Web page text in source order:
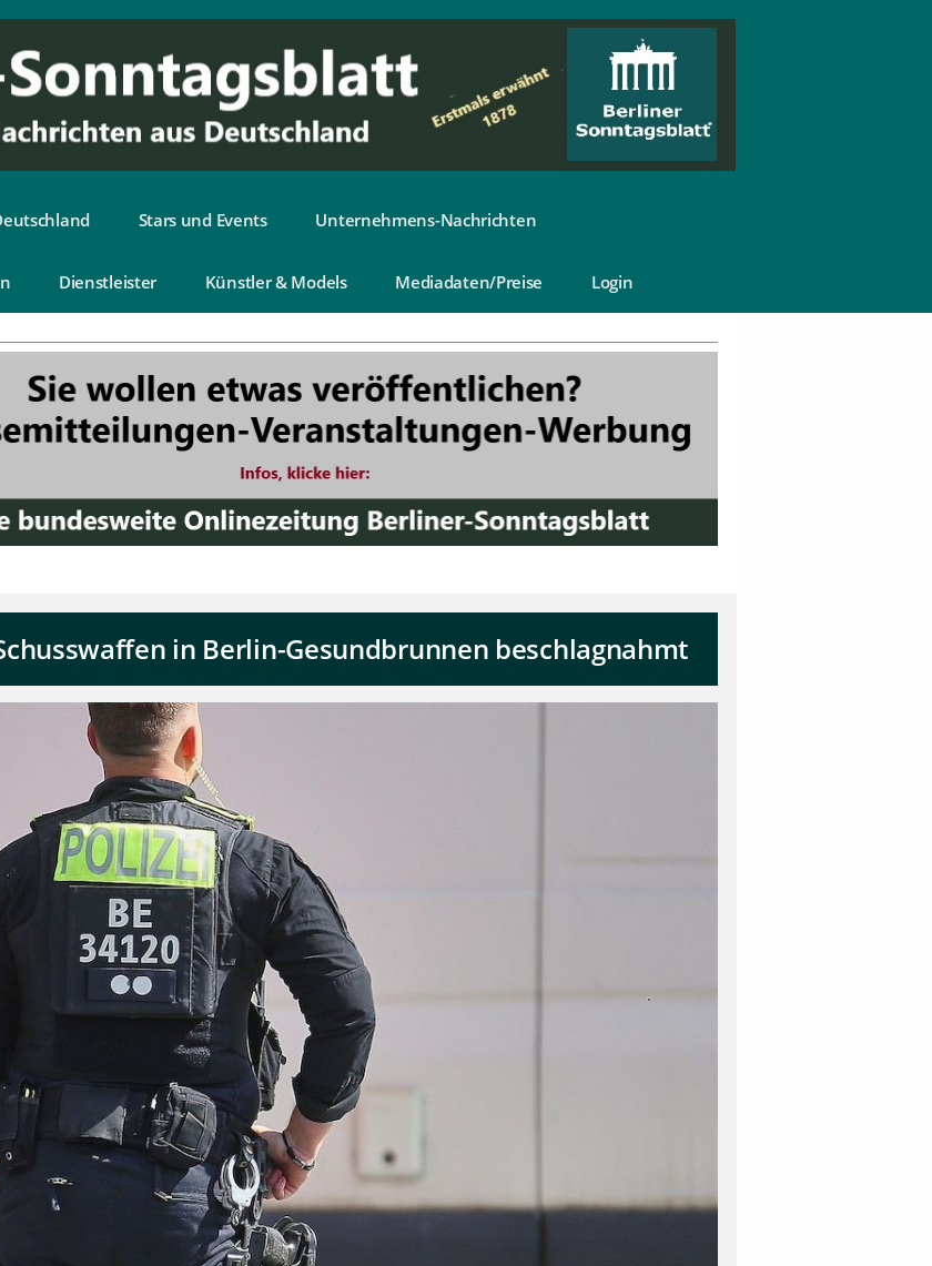
Stars und Events Unternehmens-Nachrichten
Dienstleister Künstler & Models Mediadaten/Preise Login
in Berlin-Gesundbrunnen beschlagnahmt